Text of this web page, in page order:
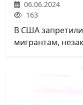
06.06.2024
163
В США
мигрантам,